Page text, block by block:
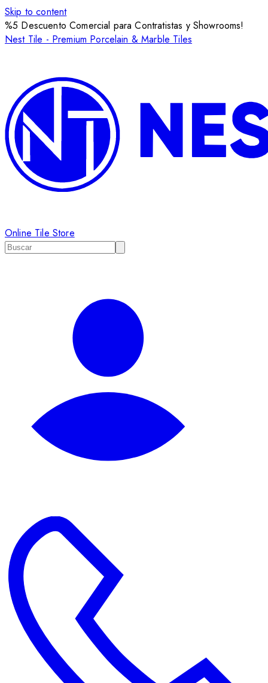
Skip to content
%5 Descuento Comercial para Contratistas y Showrooms!
Nest Tile - Premium Porcelain & Marble Tiles
Online Tile Store